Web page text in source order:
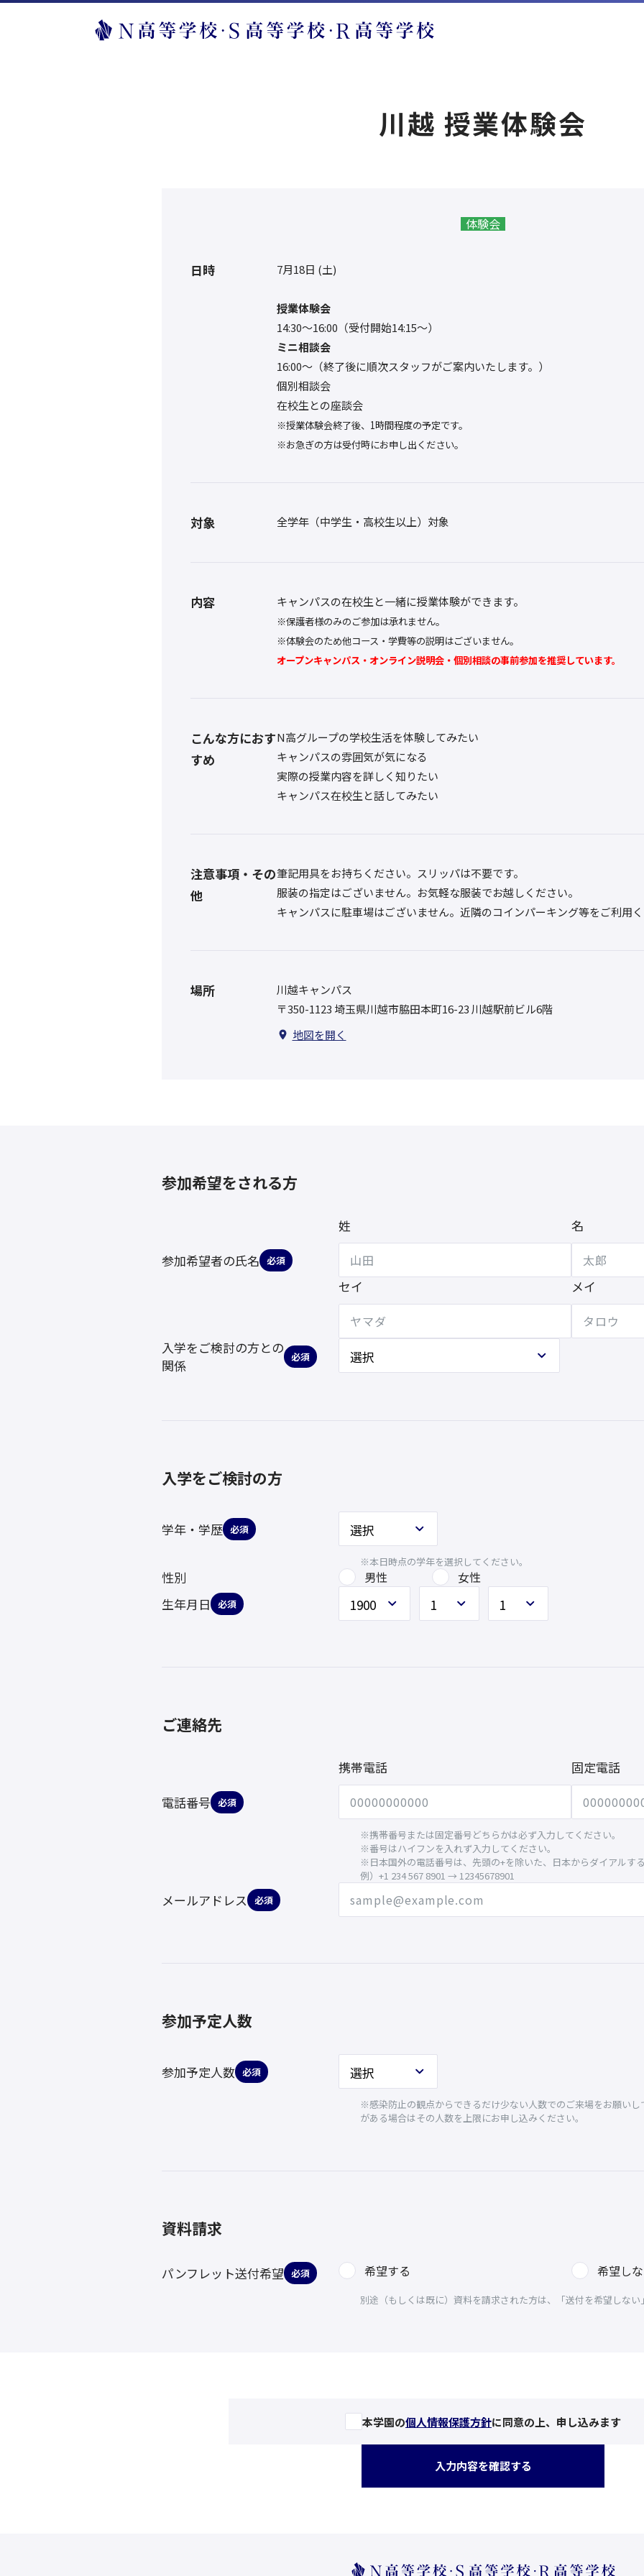
川越 授業体験会
体験会
日時 7月18日 (土)
授業体験会
14:30〜16:00（受付開始14:15～）
ミニ相談会
16:00〜（終了後に順次スタッフがご案内いたします。）
個別相談会
在校生との座談会
※授業体験会終了後、1時間程度の予定です。
※お急ぎの方は受付時にお申し出ください。
対象 全学年（中学生・高校生以上）対象
内容 キャンパスの在校生と一緒に授業体験ができます。
※保護者様のみのご参加は承れません。
※体験会のため他コース・学費等の説明はございません。
オープンキャンパス・オンライン説明会・個別相談の事前参加を推奨しています。
こんな方におす
すめ
N高グループの学校生活を体験してみたい
キャンパスの雰囲気が気になる
実際の授業内容を詳しく知りたい
キャンパス在校生と話してみたい
注意事項・その
他
筆記用具をお持ちください。スリッパは不要です。
服装の指定はございません。お気軽な服装でお越しください。
キャンパスに駐車場はございません。近隣のコインパーキング等をご利用
場所
川越キャンパス
〒350-1123 埼玉県川越市脇田本町16-23 川越駅前ビル6階
地図を開く
参加希望をされる方
参加希望者の氏名 必須
姓 名
セイ メイ
入学をご検討の方との
関係
必須
入学をご検討の方
学年・学歴 必須
※本日時点の学年を選択してください。
性別 男性 女性
生年月日 必須
ご連絡先
電話番号 必須
携帯電話 固定電話
※携帯番号または固定番号どちらかは必ず入力してください。
※番号はハイフンを入れず入力してください。
※日本国外の電話番号は、先頭の+を除いた、日本からダイアルす
例）+1 234 567 8901 → 12345678901
メールアドレス 必須
参加予定人数
参加予定人数 必須
※感染防止の観点からできるだけ少ない人数でのご来場をお願い
がある場合はその人数を上限にお申し込みください。
資料請求
パンフレット送付希望 必須 希望する 希望し
別途（もしくは既に）資料を請求された方は、「送付を希望しな
本学園の個人情報保護方針に同意の上、申し込みます
入力内容を確認する